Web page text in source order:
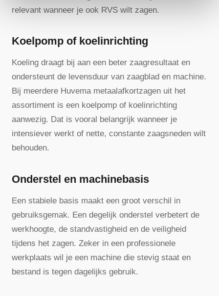
relevant wanneer je ook RVS wilt zagen.
Koelpomp of koelinrichting
Koeling draagt bij aan een beter zaagresultaat en
ondersteunt de levensduur van zaagblad en machine.
Bij meerdere Huvema metaalafkortzagen uit het
assortiment is een koelpomp of koelinrichting
aanwezig. Dat is vooral belangrijk wanneer je
intensiever werkt of nette, constante zaagsneden wilt
behouden.
Onderstel en machinebasis
Een stabiele basis maakt een groot verschil in
gebruiksgemak. Een degelijk onderstel verbetert de
werkhoogte, de standvastigheid en de veiligheid
tijdens het zagen. Zeker in een professionele
werkplaats wil je een machine die stevig staat en
bestand is tegen dagelijks gebruik.